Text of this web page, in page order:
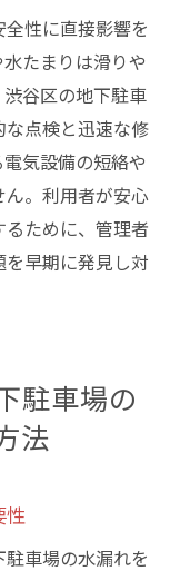
性に直接影響を
たまりは滑りや
谷区の地下駐車
点検と迅速な修
気設備の短絡や
。利用者が安心
ために、管理者
早期に発見し対
駐車場の
法
性
車場の水漏れを